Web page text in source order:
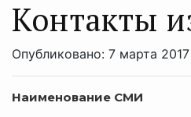
Контакты
Опубликовано: 7 марта
Наименование СМИ